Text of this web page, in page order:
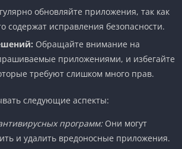
обновляйте приложения, так как
содержат исправления безопасности.
Обращайте внимание на
приложениями, и избегайте
требуют слишком много прав.
следующие аспекты:
программ:Они могут
и удалить вредоносные приложения.